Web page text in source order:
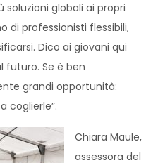
globali ai propri
di professionisti flessibili,
Dico ai giovani qui
futuro. Se è ben
grandi opportunità:
coglierle”.
Chiara Maule,
assessora del